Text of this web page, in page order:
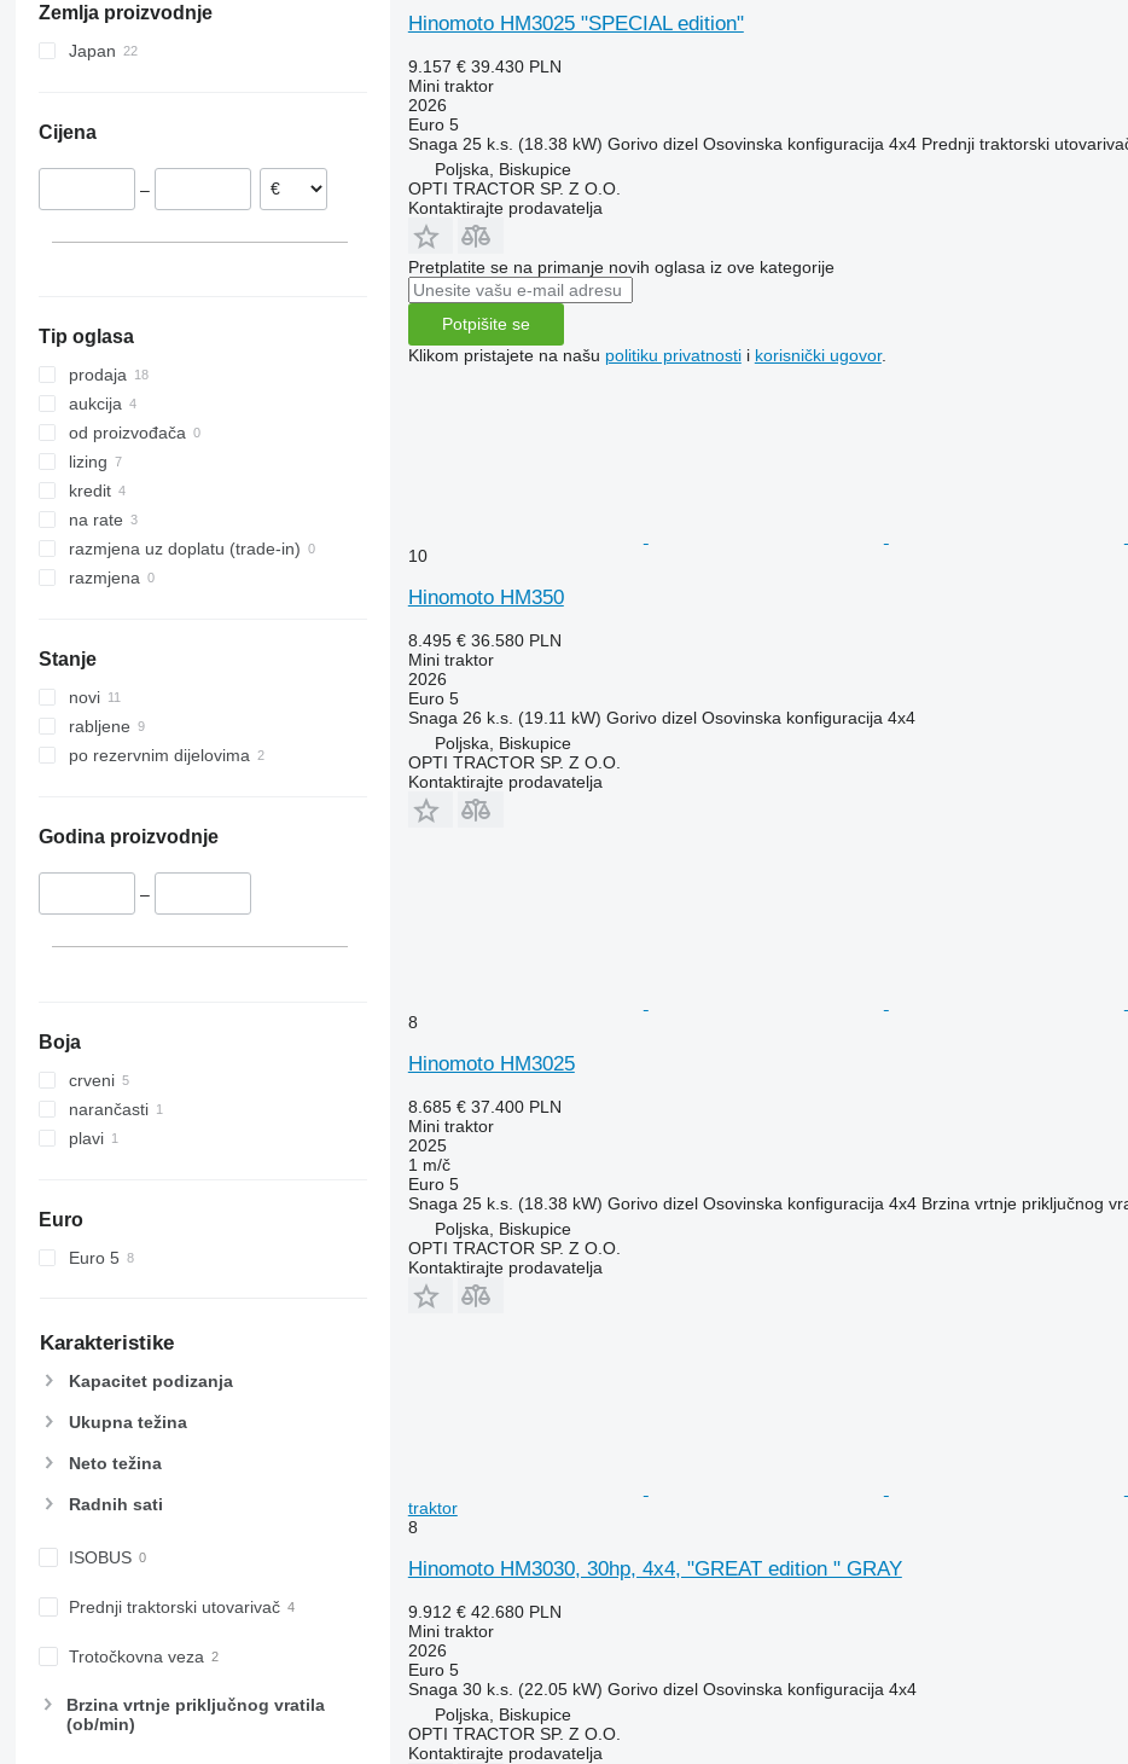
7240
CS
International
JX
Luxxum
Maxxum
Optum
Puma
Quadtrac
Quantum
STX
Steiger
Vestrum
TW
2032
2130
2650
2850
3046 R
3050
3140
3320
3340
3350
3640
3720
4052 R
4520
4650
5050 E
5070 M
5085 M
5090
6105
6110 R
6115
6125 R
6130
6140
6150 M
6170
6175
285
290
390
399
698
3060
3080
3085
3640
4235
4255
4345
4708
5455
5460
5465
5710
6140
6180
6490
6713
6715
7480
7616
7619
7624
7718
7719
TN
TS
Njemačka
Rumunjska
Zemlja proizvodnje
Japan
Cijena
–
Tip oglasa
prodaja
aukcija
od proizvođača
lizing
kredit
na rate
razmjena uz doplatu (trade-in)
razmjena
Stanje
novi
rabljene
po rezervnim dijelovima
Godina proizvodnje
–
Boja
crveni
narančasti
plavi
Euro
Euro 5
Karakteristike
Kapacitet podizanja
Ukupna težina
Neto težina
Radnih sati
ISOBUS
Prednji traktorski utovarivač
Trotočkovna veza
Brzina vrtnje priključnog vratila
(ob/min)
Hinomoto HM3025 "SPECIAL edition"
9.157 € 39.430 PLN
Mini traktor
2026
Euro 5
Snaga 25 k.s. (18.38 kW) Gorivo dizel Osovinska konfiguracija 4x4 Prednji traktorski
Poljska, Biskupice
OPTI TRACTOR SP. Z O.O.
Kontaktirajte prodavatelja
Pretplatite se na primanje novih oglasa iz ove kategorije
Potpišite se
Klikom pristajete na našu politiku privatnostii korisnički ugovor.
10
Hinomoto HM350
8.495 € 36.580 PLN
Mini traktor
2026
Euro 5
Snaga 26 k.s. (19.11 kW) Gorivo dizel Osovinska konfiguracija 4x4
Poljska, Biskupice
OPTI TRACTOR SP. Z O.O.
Kontaktirajte prodavatelja
8
Hinomoto HM3025
8.685 € 37.400 PLN
Mini traktor
2025
1 m/č
Euro 5
Snaga 25 k.s. (18.38 kW) Gorivo dizel Osovinska konfiguracija 4x4 Brzina vrtnje priključnog
Poljska, Biskupice
OPTI TRACTOR SP. Z O.O.
Kontaktirajte prodavatelja
traktor
8
Hinomoto HM3030, 30hp, 4x4, "GREAT edition " GRAY
9.912 € 42.680 PLN
Mini traktor
2026
Euro 5
Snaga 30 k.s. (22.05 kW) Gorivo dizel Osovinska konfiguracija 4x4
Poljska, Biskupice
OPTI TRACTOR SP. Z O.O.
Kontaktirajte prodavatelja